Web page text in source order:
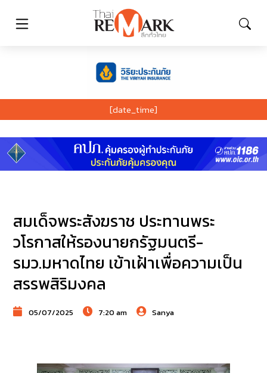
[date_time]
สมเด็จพระสังฆราช ประทานพระ
วโรกาสให้รองนายกรัฐมนตรี-
รมว.มหาดไทย เข้าเฝ้าเพื่อความเป็น
สรรพสิริมงคล
05/07/2025 7:20 am Sanya